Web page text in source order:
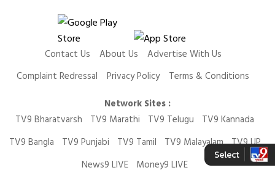
Contact Us About Us
Advertise With Us
Complaint Redressal
Privacy Policy
Terms & Conditions
Network Sites :
TV9 Bharatvarsh
TV9 Marathi TV9 Telugu
TV9 Kannada
TV9 Bangla
TV9 Punjabi TV9 Tamil TV9 Malayalam TV9 UP
News9 LIVE
Money9 LIVE